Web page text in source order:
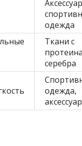
одежда
Ткани с
серебра
одежда,